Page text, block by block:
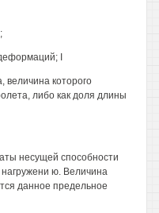
I
величина которого
либо как доля длины
несущей способности
ю. Величина
данное предельное